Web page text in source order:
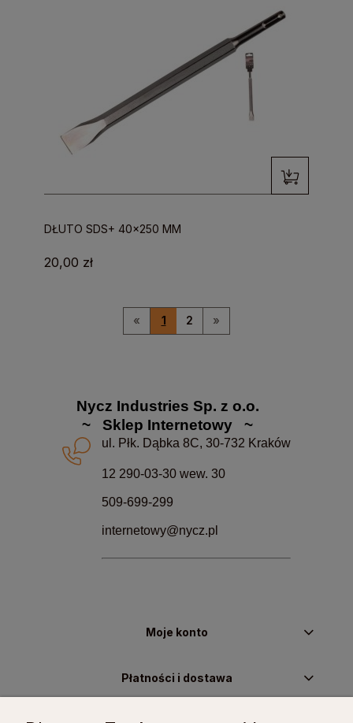
DŁUTO SDS+ 40x250 MM
20,00 zł
« 1 2 »
Nycz Industries Sp. z o.o.
~ Sklep Internetowy ~
ul. Płk. Dąbka 8C, 30-732 Kraków
12 290-03-30 wew. 30
509-699-299
internetowy@nycz.pl
Moje konto
Płatności i dostawa